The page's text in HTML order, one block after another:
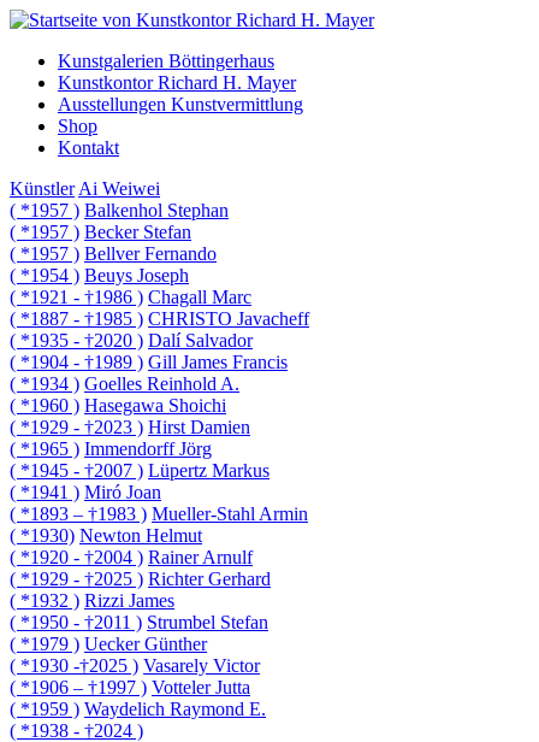
Kunstgalerien Böttingerhaus
Kunstkontor Richard H. Mayer
Ausstellungen Kunstvermittlung
Shop
Kontakt
Künstler Ai Weiwei
( *1957 ) Balkenhol Stephan
( *1957 ) Becker Stefan
( *1957 ) Bellver Fernando
( *1954 ) Beuys Joseph
( *1921 - †1986 ) Chagall Marc
( *1887 - †1985 ) CHRISTO Javacheff
( *1935 - †2020 ) Dalí Salvador
( *1904 - †1989 ) Gill James Francis
( *1934 ) Goelles Reinhold A.
( *1960 ) Hasegawa Shoichi
( *1929 - †2023 ) Hirst Damien
( *1965 ) Immendorff Jörg
( *1945 - †2007 ) Lüpertz Markus
( *1941 ) Miró Joan
( *1893 – †1983 ) Mueller-Stahl Armin
( *1930) Newton Helmut
( *1920 - †2004 ) Rainer Arnulf
( *1929 - †2025 ) Richter Gerhard
( *1932 ) Rizzi James
( *1950 - †2011 ) Strumbel Stefan
( *1979 ) Uecker Günther
( *1930 -†2025 ) Vasarely Victor
( *1906 – †1997 ) Votteler Jutta
( *1959 ) Waydelich Raymond E.
( *1938 - †2024 )